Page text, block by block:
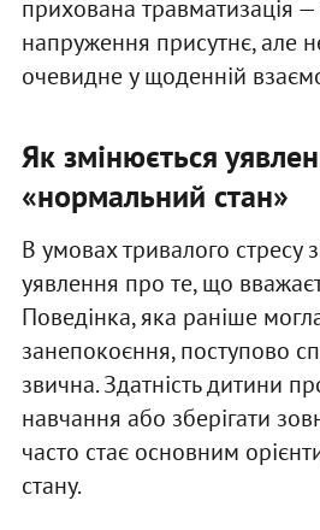
прихована травматизація —
напруження присутнє, але
очевидне у щоденній
Як змінюється
«нормальний стан»
В умовах тривалого стресу
уявлення про те, що
Поведінка, яка раніше
занепокоєння, поступово
звична. Здатність дитини
навчання або зберігати
часто стає основним
стану.